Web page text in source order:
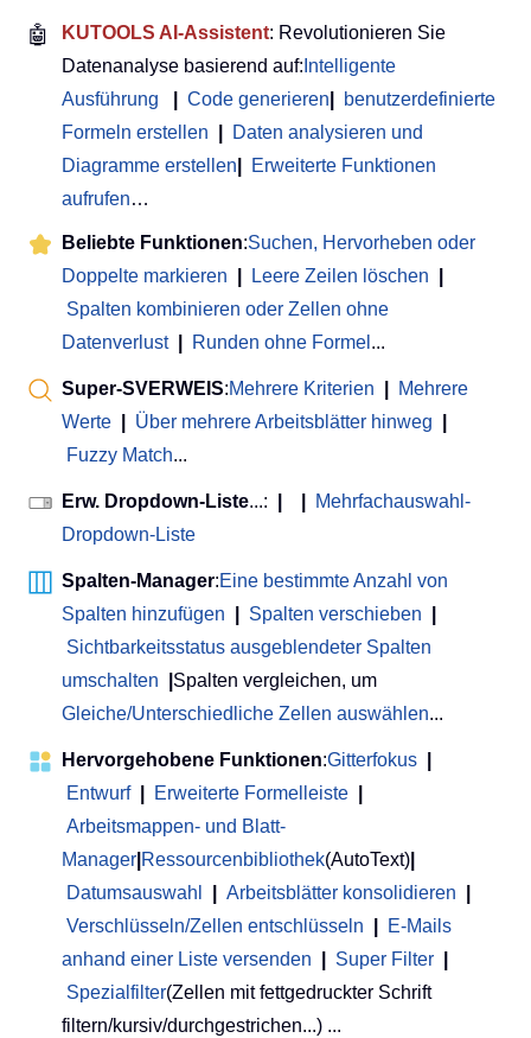
🤖 KUTOOLS AI-Assistent: Revolutionieren Sie
Datenanalyse basierend auf: Intelligente
Ausführung
Code generieren
benutzerdefinierte
Formeln erstellen
Daten analysieren und
Diagramme erstellen
Erweiterte Funktionen
aufrufen…
Beliebte Funktionen:Suchen, Hervorheben oder
Doppelte markieren
Leere Zeilen löschen
Spalten kombinieren oder Zellen ohne
Datenverlust
Runden ohne Formel ...
Super-SVERWEIS:Mehrere Kriterien
Mehrere
Werte
Über mehrere Arbeitsblätter hinweg
Fuzzy Match...
Erw. Dropdown-Liste...:
Mehrfachauswahl-
Dropdown-Liste
Spalten-Manager:Eine bestimmte Anzahl von
Spalten hinzufügen
Spalten verschieben
Sichtbarkeitsstatus ausgeblendeter Spalten
umschalten
Spalten vergleichen, um
Gleiche/Unterschiedliche Zellen auswählen...
Hervorgehobene Funktionen:Gitterfokus
Entwurf
Erweiterte Formelleiste
Arbeitsmappen- und Blatt-
Manager Ressourcenbibliothek(AutoText)
Datumsauswahl
Arbeitsblätter konsolidieren
Verschlüsseln/Zellen entschlüsseln
E-Mails
anhand einer Liste versenden
Super Filter
Spezialfilter(Zellen mit fettgedruckter Schrift
filtern/kursiv/durchgestrichen...) ...